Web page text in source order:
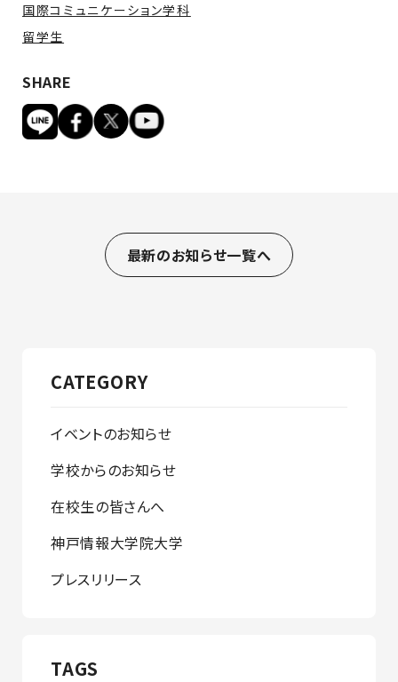
国際コミュニケーション学科
留学生
SHARE
最新のお知らせ一覧へ
CATEGORY
イベントのお知らせ
学校からのお知らせ
在校生の皆さんへ
神戸情報大学院大学
プレスリリース
TAGS